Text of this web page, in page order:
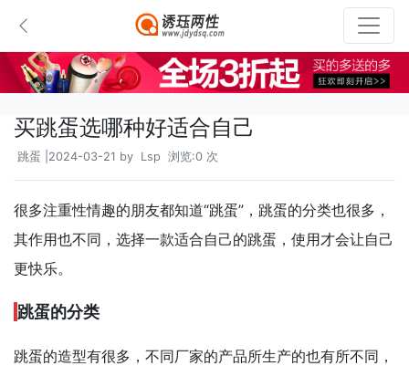
买跳蛋选哪种好适合自己
跳蛋 |2024-03-21 by Lsp 浏览:0 次
很多注重性情趣的朋友都知道“跳蛋”，跳蛋的分类也很多，
其作用也不同，选择一款适合自己的跳蛋，使用才会让自己
更快乐。
跳蛋的分类
跳蛋的造型有很多，不同厂家的产品所生产的也有所不同，